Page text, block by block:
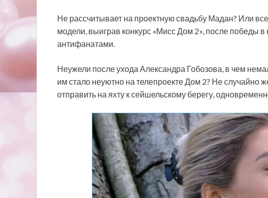
Не рассчитывает на проектную свадьбу Мадан? Или
модели, выиграв конкурс «Мисс Дом 2», после победы в
антифанатами.
Неужели после ухода Александра Гобозова, в чем
им стало неуютно на телепроекте Дом 2? Не случайно
отправить на яхту к сейшельскому берегу,